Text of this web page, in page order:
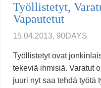
Työllistetyt,
Vapautetut
15.04.2013, 90DAYS
Työllistetyt ovat
tekeviä ihmisiä. Varatut
juuri nyt saa tehdä työtä